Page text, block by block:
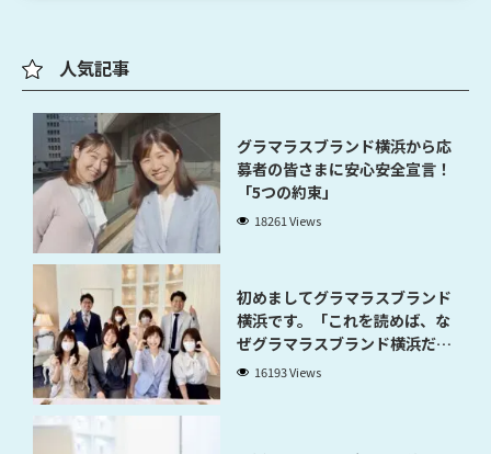
人気記事
グラマラスブランド横浜から応
募者の皆さまに安心安全宣言！
「5つの約束」
18261 Views
初めましてグラマラスブランド
横浜です。「これを読めば、な
ぜグラマラスブランド横浜だと
稼げるのかが分かります」
16193 Views